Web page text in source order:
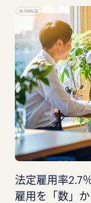
法定雇用率2.7
雇用を「数」